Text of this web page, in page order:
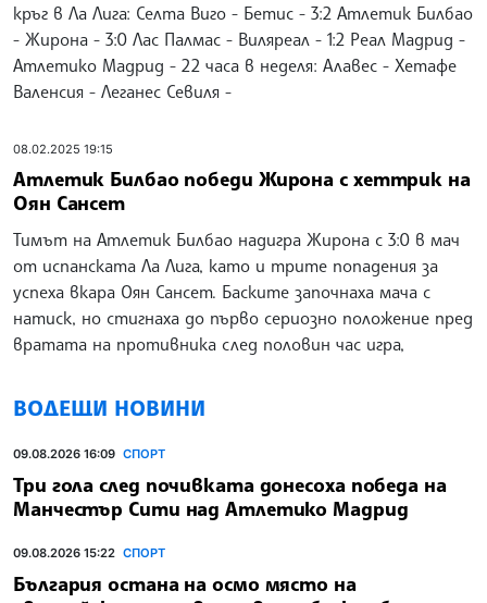
кръг в Ла Лига: Селта Виго - Бетис - 3:2 Атлетик Билбао
- Жирона - 3:0 Лас Палмас - Виляреал - 1:2 Реал Мадрид -
Атлетико Мадрид - 22 часа в неделя: Алавес - Хетафе
Валенсия - Леганес Севиля -
08.02.2025 19:15
Атлетик Билбао победи Жирона с хеттрик на
Оян Сансет
Тимът на Атлетик Билбао надигра Жирона с 3:0 в мач
от испанската Ла Лига, като и трите попадения за
успеха вкара Оян Сансет. Баските започнаха мача с
натиск, но стигнаха до първо сериозно положение пред
вратата на противника след половин час игра,
ВОДЕЩИ НОВИНИ
09.08.2026 16:09 СПОРТ
Три гола след почивката донесоха победа на
Манчестър Сити над Атлетико Мадрид
09.08.2026 15:22 СПОРТ
България остана на осмо място на